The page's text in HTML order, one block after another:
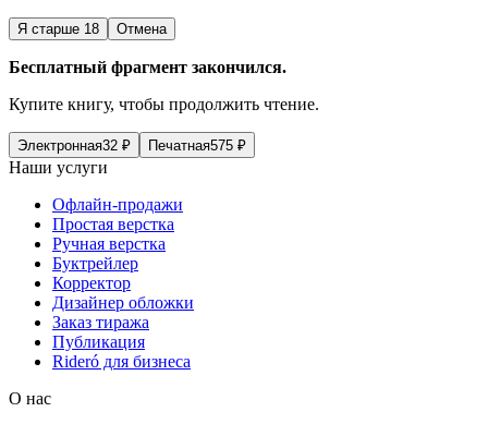
Я старше 18 Отмена
Бесплатный фрагмент закончился.
Купите книгу, чтобы продолжить чтение.
Электронная32 ₽ Печатная575 ₽
Наши услуги
Офлайн-продажи
Простая верстка
Ручная верстка
Буктрейлер
Корректор
Дизайнер обложки
Заказ тиража
Публикация
Rideró для бизнеса
О нас